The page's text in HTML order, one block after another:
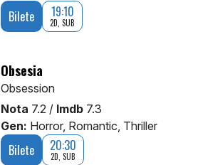
Bilete 19:10
2D, SUB
Obsesia
Obsession
Nota 7.2 / Imdb 7.3
Gen: Horror, Romantic, Thriller
Bilete 20:30
2D, SUB